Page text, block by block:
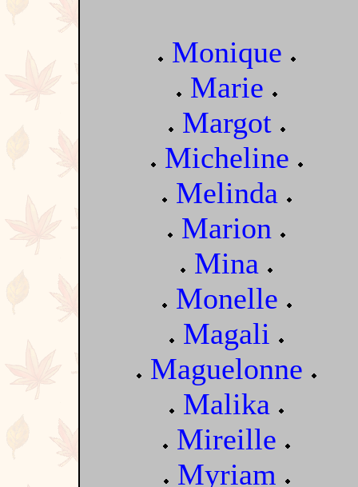
Monique
Marie
Margot
Micheline
Melinda
Marion
Mina
Monelle
Magali
Maguelonne
Malika
Mireille
Myriam